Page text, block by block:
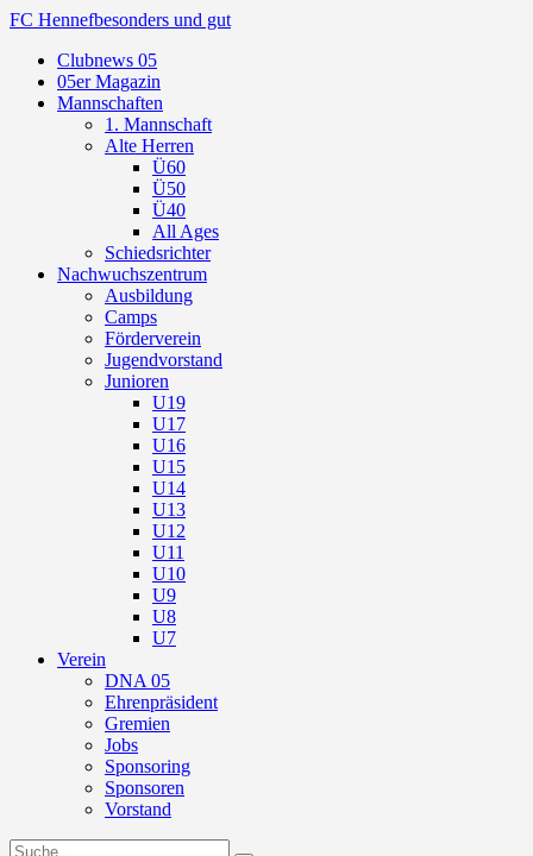
FC Hennefbesonders und gut
Clubnews 05
05er Magazin
Mannschaften
1. Mannschaft
Alte Herren
Ü60
Ü50
Ü40
All Ages
Schiedsrichter
Nachwuchszentrum
Ausbildung
Camps
Förderverein
Jugendvorstand
Junioren
U19
U17
U16
U15
U14
U13
U12
U11
U10
U9
U8
U7
Verein
DNA 05
Ehrenpräsident
Gremien
Jobs
Sponsoring
Sponsoren
Vorstand